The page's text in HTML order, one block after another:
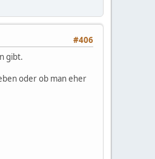
#406
gibt.
oder ob man eher